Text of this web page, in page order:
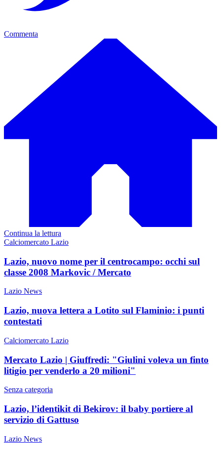
Commenta
Continua la lettura
Calciomercato Lazio
Lazio, nuovo nome per il centrocampo: occhi sul
classe 2008 Markovic / Mercato
Lazio News
Lazio, nuova lettera a Lotito sul Flaminio: i punti
contestati
Calciomercato Lazio
Mercato Lazio | Giuffredi: "Giulini voleva un finto
litigio per venderlo a 20 milioni"
Senza categoria
Lazio, l’identikit di Bekirov: il baby portiere al
servizio di Gattuso
Lazio News